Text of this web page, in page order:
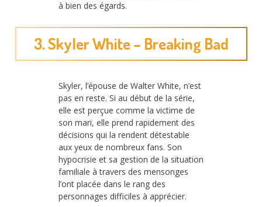
à bien des égards.
3. Skyler White – Breaking Bad
Skyler, l’épouse de Walter White, n’est
pas en reste. Si au début de la série,
elle est perçue comme la victime de
son mari, elle prend rapidement des
décisions qui la rendent détestable
aux yeux de nombreux fans. Son
hypocrisie et sa gestion de la situation
familiale à travers des mensonges
l’ont placée dans le rang des
personnages difficiles à apprécier.